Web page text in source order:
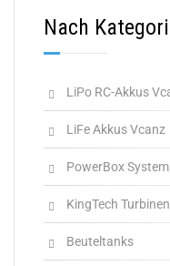
Nach
LiPo RC-Akkus
LiFe Akkus Vcanz
PowerBox
KingTech Turbinen
Beuteltanks